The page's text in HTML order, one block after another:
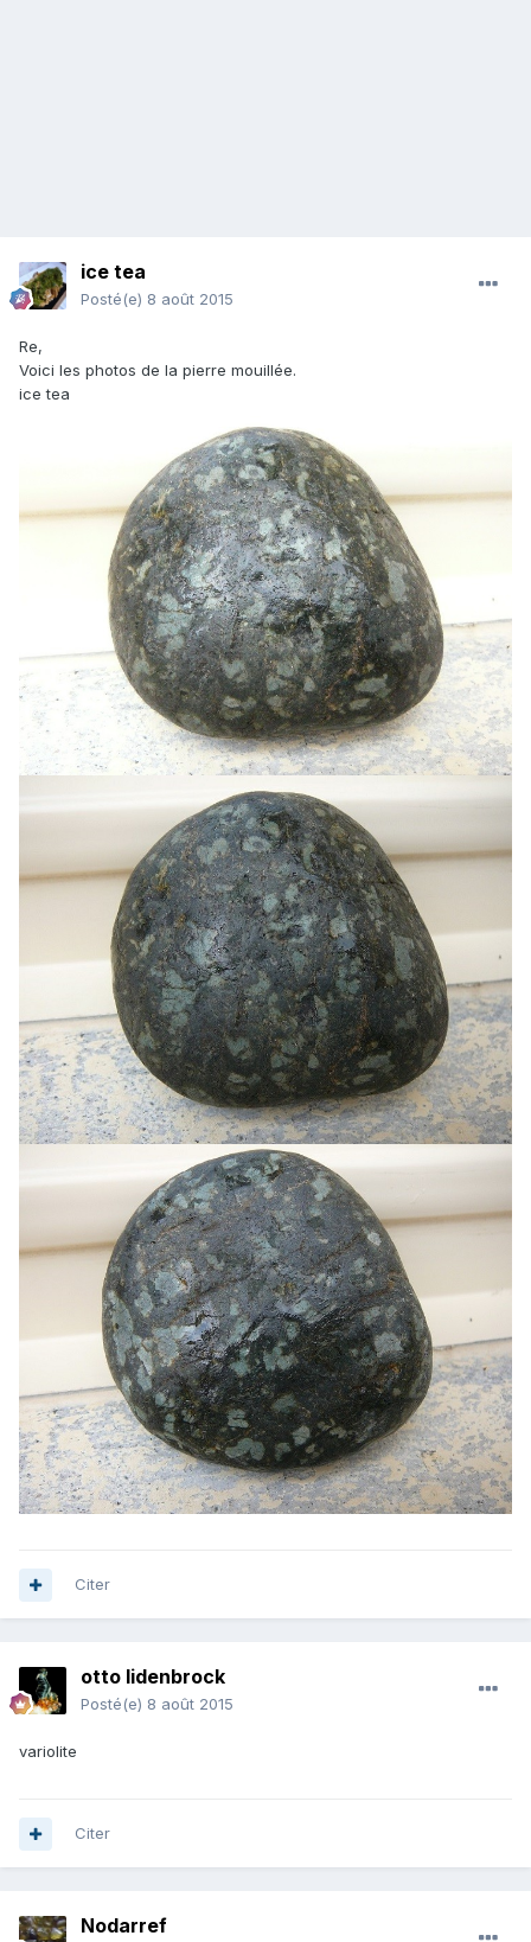
ice tea
Posté(e) 8 août 2015
Re,
Voici les photos de la pierre mouillée.
ice tea
Citer
otto lidenbrock
Posté(e) 8 août 2015
variolite
Citer
Nodarref